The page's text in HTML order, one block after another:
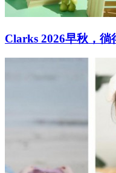
Clarks 2026早秋，